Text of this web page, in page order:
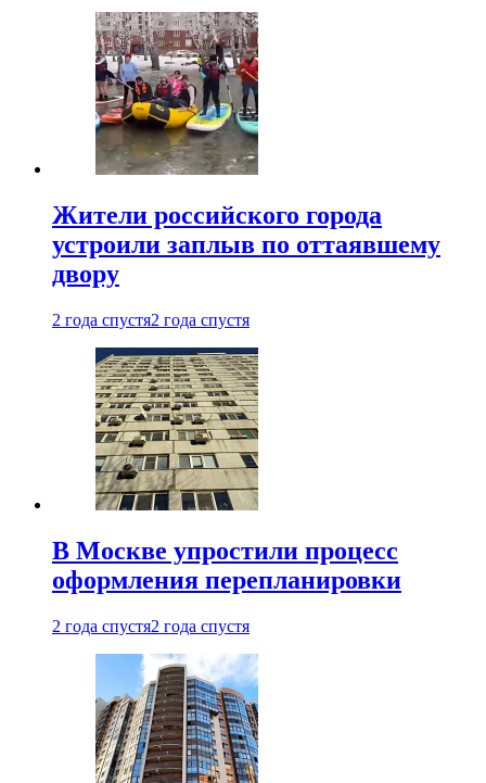
Жители российского города
устроили заплыв по оттаявшему
двору
2 года спустя2 года спустя
В Москве упростили процесс
оформления перепланировки
2 года спустя2 года спустя